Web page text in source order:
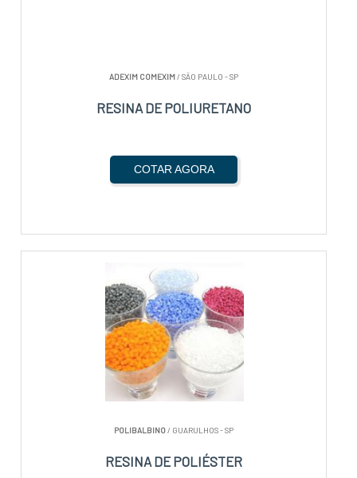
ADEXIM COMEXIM/ SÃO PAULO - SP
RESINA DE POLIURETANO
COTAR AGORA
POLIBALBINO/ GUARULHOS - SP
RESINA DE POLIÉSTER